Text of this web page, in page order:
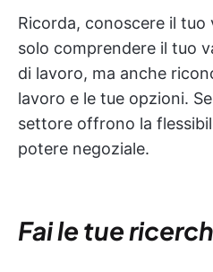
Ricorda, conoscere il
solo comprendere il tuo
di lavoro, ma anche
lavoro e le tue opzioni.
settore offrono la
potere negoziale.
Fai le tue